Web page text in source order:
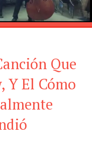
Que
Y El Cómo